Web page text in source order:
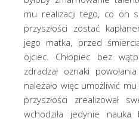
mu realizacji tego, co on
przyszłości zostać
jego matka, przed
ojciec. Chłopiec bez
zdradzał oznaki
należało więc umożliwić
przyszłości zrealizował
wchodziła jedynie nauka